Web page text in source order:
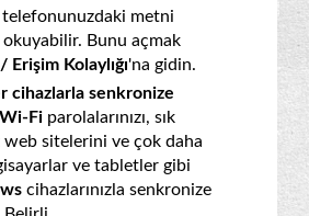
telefonunuzdaki metni
okuyabilir. Bunu açmak
Erişim Kolaylığı'na gidin.
cihazlarla senkronize
Wi-Fi parolalarınızı, sık
web sitelerini ve çok daha
ve tabletler gibi
cihazlarınızla senkronize